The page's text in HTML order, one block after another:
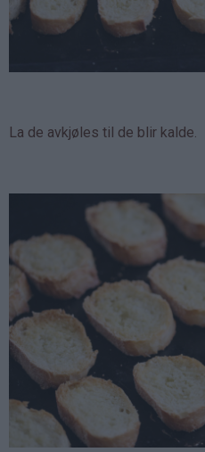
La de avkjøles til de blir kalde.